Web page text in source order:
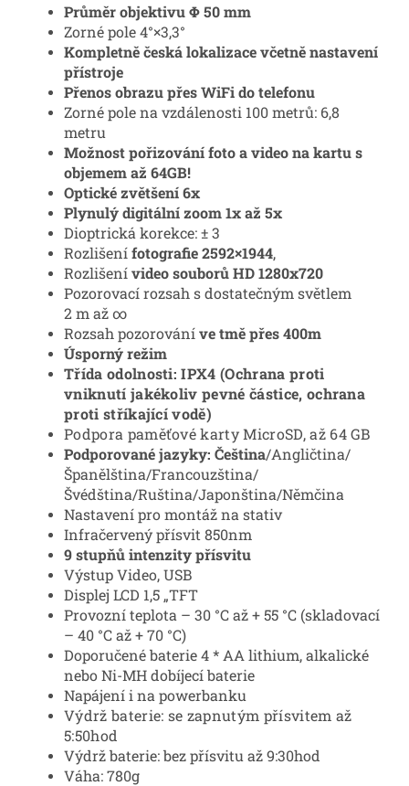
Průměr objektivu Φ 50 mm
Zorné pole 4°×3,3°
Kompletně česká lokalizace včetně nastavení
přístroje
Přenos obrazu přes WiFi do telefonu
Zorné pole na vzdálenosti 100 metrů: 6,8
metru
Možnost pořizování foto a video na kartu s
objemem až 64GB!
Optické zvětšení 6x
Plynulý digitální zoom 1x až 5x
Dioptrická korekce: ± 3
Rozlišenífotografie2592×1944,
Rozlišenívideo souborů HD 1280x720
Pozorovací rozsah s dostatečným světlem
2 m až ∞
Rozsah pozorováníve tměpřes 400m
Úsporný režim
Třída odolnosti: IPX4 (Ochrana proti
vniknutí jakékoliv pevné částice, ochrana
proti stříkající vodě)
Podpora paměťové karty MicroSD, až 64 GB
Podporované jazyky: Čeština/Angličtina/
Španělština/Francouzština/
Švédština/Ruština/Japonština/Němčina
Nastavení pro montáž na stativ
Infračervený přísvit 850nm
9 stupňů intenzity přísvitu
Výstup Video, USB
Displej LCD 1,5 „TFT
Provozní teplota – 30 °C až + 55 °C (skladovací
– 40 °C až + 70 °C)
Doporučené baterie 4 * AA lithium, alkalické
nebo Ni-MH dobíjecí baterie
Napájení i na powerbanku
Výdrž baterie: se zapnutým přísvitem až
5:50hod
Výdrž baterie: bez přísvitu až 9:30hod
Váha: 780g